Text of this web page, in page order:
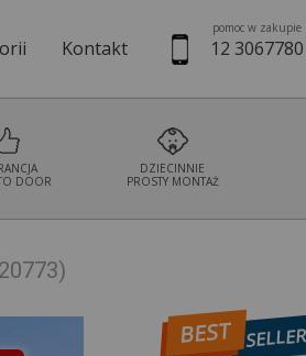
Namioty cateringowe
Kontakt
pomoc w zakupie
12 3067780
DOOR
DZIECINNIE
PROSTY MONTAŻ
BEST SELLER